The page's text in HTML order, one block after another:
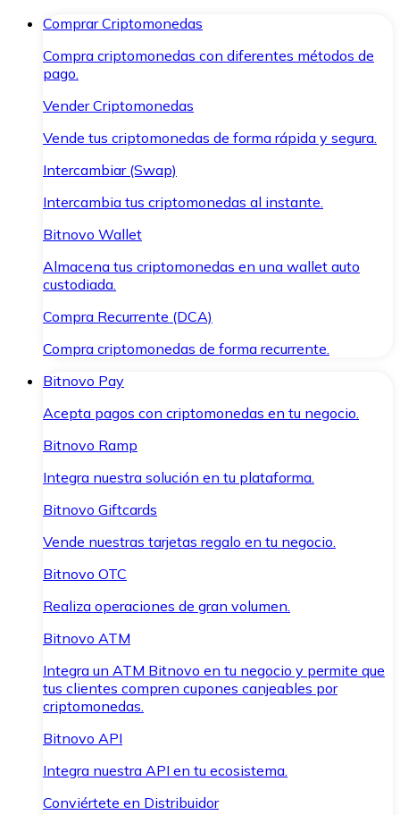
Comprar Criptomonedas
Compra criptomonedas con diferentes métodos de
pago.
Vender Criptomonedas
Vende tus criptomonedas de forma rápida y segura.
Intercambiar (Swap)
Intercambia tus criptomonedas al instante.
Bitnovo Wallet
Almacena tus criptomonedas en una wallet auto
custodiada.
Compra Recurrente (DCA)
Compra criptomonedas de forma recurrente.
Bitnovo Pay
Acepta pagos con criptomonedas en tu negocio.
Bitnovo Ramp
Integra nuestra solución en tu plataforma.
Bitnovo Giftcards
Vende nuestras tarjetas regalo en tu negocio.
Bitnovo OTC
Realiza operaciones de gran volumen.
Bitnovo ATM
Integra un ATM Bitnovo en tu negocio y permite que
tus clientes compren cupones canjeables por
criptomonedas.
Bitnovo API
Integra nuestra API en tu ecosistema.
Conviértete en Distribuidor